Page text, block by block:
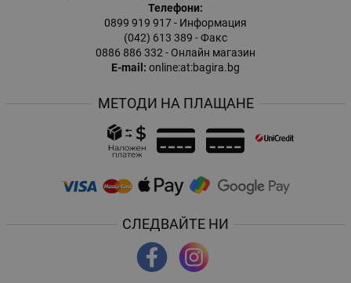
Телефони:
0899 919 917- Информация
(042) 613 389 - Факс
0886 886 332 - Онлайн магазин
E-mail: online:at:bagira.bg
МЕТОДИ НА ПЛАЩАНЕ
СЛЕДВАЙТЕ НИ